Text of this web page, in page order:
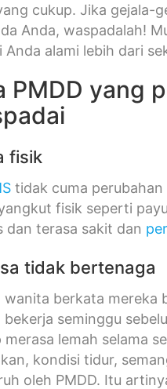
cukup. Jika gejala-
Anda, waspadalah!
Anda alami lebih dari
PMDD yang
fisik
tidak cuma
fisik seperti
dan terasa sakit dan
tidak bertenaga
wanita berkata mereka
seminggu
lemah selama
kondisi tidur,
oleh PMDD. Itu